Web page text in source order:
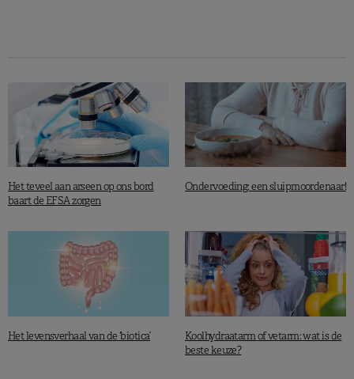
Het teveel aan arseen op ons bord
baart de EFSA zorgen
Ondervoeding: een sluipmoordenaar!
Het levensverhaal van de ‘biotica’
Koolhydraatarm of vetarm: wat is de
beste keuze?